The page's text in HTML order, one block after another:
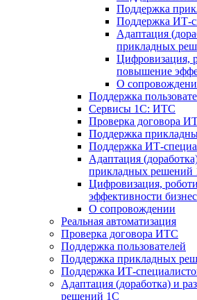
Поддержка
Поддержка ИТ-
Адаптация
прикладных
Цифровизация,
повышение
О
Поддержка
Сервисы 1С: ИТС
Проверка договора
Поддержка
Поддержка ИТ-
Адаптация
прикладных решений
Цифровизация,
эффективности
О сопровождении
Реальная автоматизация
Проверка договора ИТС
Поддержка пользователей
Поддержка прикладных
Поддержка ИТ-
Адаптация (доработка) и
решений 1С